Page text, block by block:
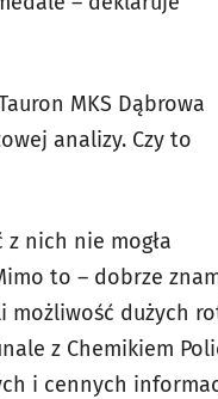
MKS Dąbrowa
analizy. Czy to
z nich nie mogła
to – dobrze
możliwość dużych
z Chemikiem
i cennych